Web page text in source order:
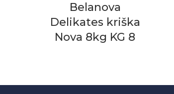
Belanova
Delikates kriška
Nova 8kg KG 8